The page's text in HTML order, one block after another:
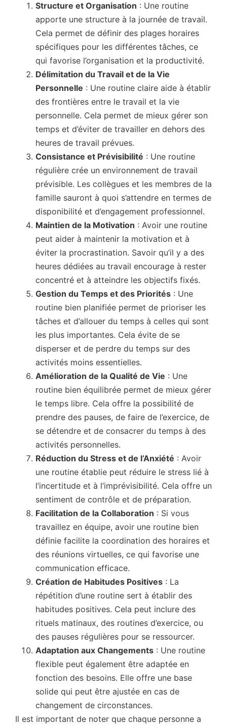
Structure et Organisation : Une routine
apporte une structure à la journée de travail.
Cela permet de définir des plages horaires
spécifiques pour les différentes tâches, ce
qui favorise l’organisation et la productivité.
Délimitation du Travail et de la Vie
Personnelle : Une routine claire aide à établir
des frontières entre le travail et la vie
personnelle. Cela permet de mieux gérer son
temps et d’éviter de travailler en dehors des
heures de travail prévues.
Consistance et Prévisibilité : Une routine
régulière crée un environnement de travail
prévisible. Les collègues et les membres de la
famille sauront à quoi s’attendre en termes de
disponibilité et d’engagement professionnel.
Maintien de la Motivation : Avoir une routine
peut aider à maintenir la motivation et à
éviter la procrastination. Savoir qu’il y a des
heures dédiées au travail encourage à rester
concentré et à atteindre les objectifs fixés.
Gestion du Temps et des Priorités : Une
routine bien planifiée permet de prioriser les
tâches et d’allouer du temps à celles qui sont
les plus importantes. Cela évite de se
disperser et de perdre du temps sur des
activités moins essentielles.
Amélioration de la Qualité de Vie : Une
routine bien équilibrée permet de mieux gérer
le temps libre. Cela offre la possibilité de
prendre des pauses, de faire de l’exercice, de
se détendre et de consacrer du temps à des
activités personnelles.
Réduction du Stress et de l’Anxiété : Avoir
une routine établie peut réduire le stress lié à
l’incertitude et à l’imprévisibilité. Cela offre un
sentiment de contrôle et de préparation.
Facilitation de la Collaboration : Si vous
travaillez en équipe, avoir une routine bien
définie facilite la coordination des horaires et
des réunions virtuelles, ce qui favorise une
communication efficace.
Création de Habitudes Positives : La
répétition d’une routine sert à établir des
habitudes positives. Cela peut inclure des
rituels matinaux, des routines d’exercice, ou
des pauses régulières pour se ressourcer.
Adaptation aux Changements : Une routine
flexible peut également être adaptée en
fonction des besoins. Elle offre une base
solide qui peut être ajustée en cas de
changement de circonstances.
Il est important de noter que chaque personne a